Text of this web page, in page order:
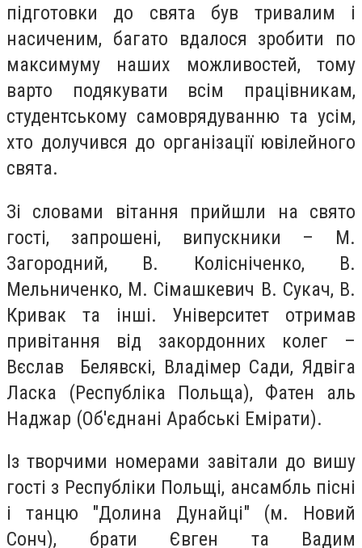
підготовки до свята був тривалим і
насиченим, багато вдалося зробити по
максимуму наших можливостей, тому
варто подякувати всім працівникам,
студентському самоврядуванню та усім,
хто долучився до організації ювілейного
свята.
Зі словами вітання прийшли на свято
гості, запрошені, випускники – М.
Загородний, В. Колісніченко, В.
Мельниченко, М. Сімашкевич В. Сукач, В.
Кривак та інші. Університет отримав
привітання від закордонних колег –
Вєслав Белявскі, Владімер Сади, Ядвіга
Ласка (Республіка Польща), Фатен аль
Наджар (Об'єднані Арабські Емірати).
Із творчими номерами завітали до вишу
гості з Республіки Польщі, ансамбль пісні
і танцю "Долина Дунайці" (м. Новий
Сонч), брати Євген та Вадим